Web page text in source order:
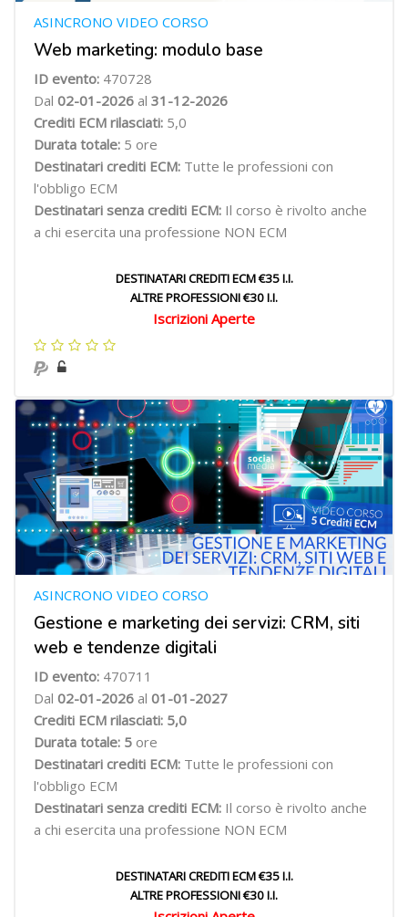
Web marketing: modulo base
ASINCRONO VIDEO CORSO
ID evento: 470728
Dal 02-01-2026 al 31-12-2026
Crediti ECM rilasciati: 5,0
Durata totale: 5 ore
Destinatari crediti ECM: Tutte le professioni con
l'obbligo ECM
Destinatari senza crediti ECM: Il corso è rivolto anche
a chi esercita una professione NON ECM
DESTINATARI CREDITI ECM €35 I.I.
ALTRE PROFESSIONI €30 I.I.
Iscrizioni Aperte
Gestione e marketing dei servizi: CRM, siti
web e tendenze digitali
ASINCRONO VIDEO CORSO
ID evento: 470711
Dal 02-01-2026 al 01-01-2027
Crediti ECM rilasciati: 5,0
Durata totale: 5 ore
Destinatari crediti ECM: Tutte le professioni con
l'obbligo ECM
Destinatari senza crediti ECM: Il corso è rivolto anche
a chi esercita una professione NON ECM
DESTINATARI CREDITI ECM €35 I.I.
ALTRE PROFESSIONI €30 I.I.